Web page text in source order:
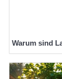
Warum sind